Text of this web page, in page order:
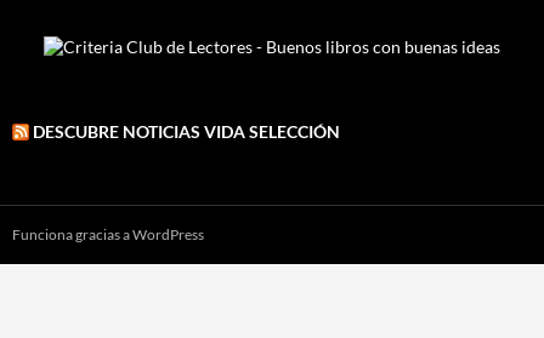
DESCUBRE NOTICIAS VIDA SELECCIÓN
Funciona gracias a WordPress